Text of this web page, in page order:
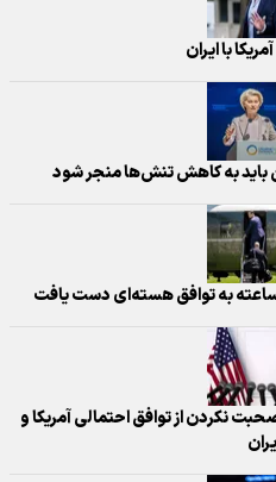
با ایران
باید به کاهش تنش‌ها منجر شود
نکردن از توافق احتمالی آمریکا و